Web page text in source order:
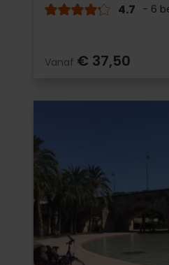
4.7 - 6
Vanaf € 37,50